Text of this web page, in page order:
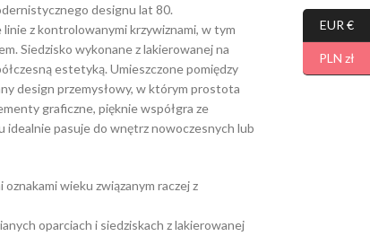
designu lat 80.
z kontrolowanymi krzywiznami, w tym
Siedzisko wykonane z lakierowanej na
estetyką. Umieszczone pomiędzy
design przemysłowy, w którym prostota
graficzne, pięknie współgra ze
idealnie pasuje do wnętrz nowoczesnych lub
wieku związanym raczej z
oparciach i siedziskach z lakierowanej
EUR €
PLN zł